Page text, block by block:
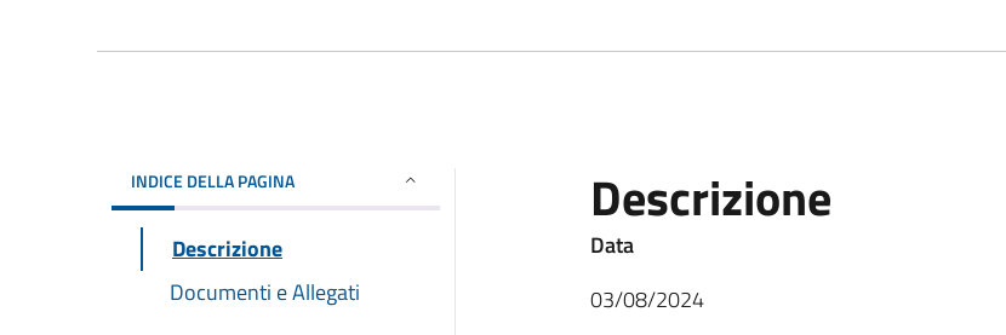
INDICE DELLA PAGINA
Descrizione
Documenti e Allegati
Descrizione
Data
03/08/2024